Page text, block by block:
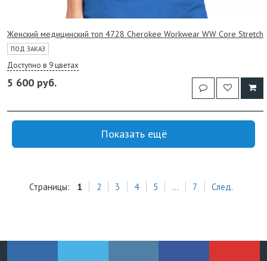
Женский медицинский топ 4728 Cherokee Workwear WW Core Stretch
ПОД ЗАКАЗ
Доступно в 9 цветах
5 600 руб.
Показать ещё
Страницы: 1 2 3 4 5 ... 7 След.